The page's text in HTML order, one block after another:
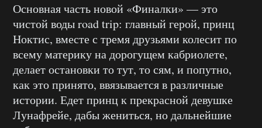
Основная часть новой «Финалки» — это
чистой воды road trip: главный герой, принц
Ноктис, вместе с тремя друзьями колесит по
всему материку на дорогущем кабриолете,
делает остановки то тут, то сям, и попутно,
как это принято, ввязывается в различные
истории. Едет принц к прекрасной девушке
Лунафрейе, дабы жениться, но дальнейшие